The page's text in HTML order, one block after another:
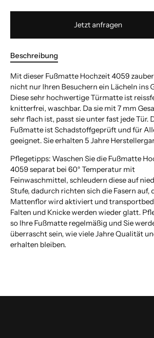
Jetzt anfragen
Beschreibung
Mit dieser Fußmatte Hochzeit 4059
nicht nur Ihren Besuchern ein Lächeln ins
Diese sehr hochwertige Türmatte ist
knitterfrei, waschbar. Da sie mit 7 mm
sehr flach ist, passt sie unter fast jede Tür.
Fußmatte ist Schadstoffgeprüft und für
geeignet. Sie erhalten 5 Jahre
Pflegetipps: Waschen Sie die Fußmatte
4059 separat bei 60° Temperatur mit
Feinwaschmittel, schleudern diese auf
Stufe, dadurch richten sich die Fasern auf,
Mattenflor wird aktiviert und
Falten und Knicke werden wieder glatt.
so Ihre Fußmatte regelmäßig und Sie
überrascht sein, wie viele Jahre Qualität
erhalten bleiben.